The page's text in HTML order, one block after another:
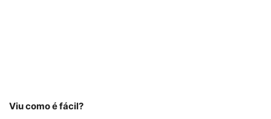
Viu como é fácil?